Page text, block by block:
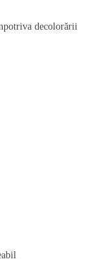
decolorării